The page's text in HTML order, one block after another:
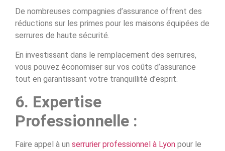
De nombreuses compagnies d’assurance offrent des
réductions sur les primes pour les maisons équipées de
serrures de haute sécurité.
En investissant dans le remplacement des serrures,
vous pouvez économiser sur vos coûts d’assurance
tout en garantissant votre tranquillité d’esprit.
6. Expertise
Professionnelle :
Faire appel à un serrurier professionnel à Lyon pour le